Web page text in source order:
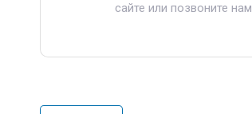
сайте или позвоните нам